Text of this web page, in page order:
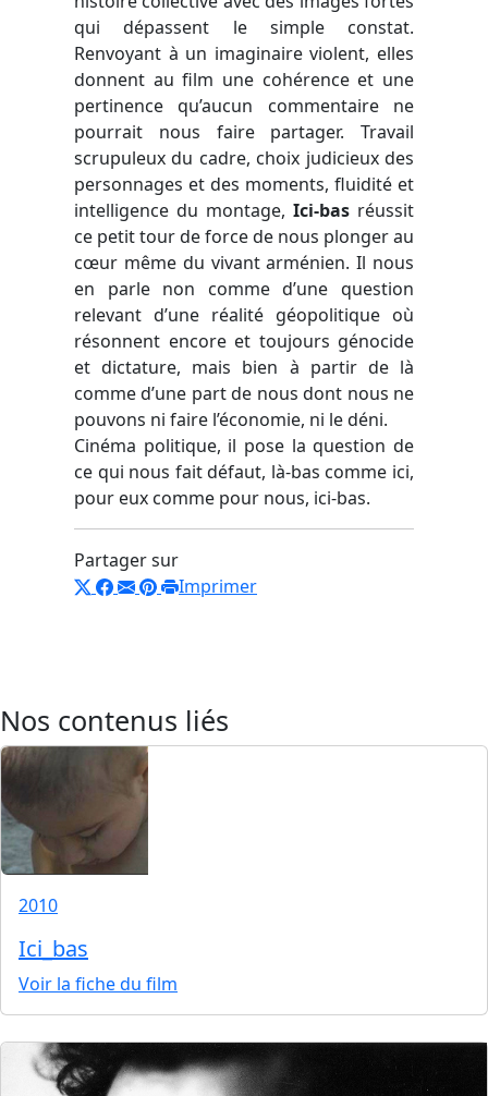
qui dépassent le simple constat.
Renvoyant à un imaginaire violent, elles
donnent au film une cohérence et une
pertinence qu’aucun commentaire ne
pourrait nous faire partager. Travail
scrupuleux du cadre, choix judicieux des
personnages et des moments, fluidité et
intelligence du montage, Ici-bas réussit
ce petit tour de force de nous plonger au
cœur même du vivant arménien. Il nous
en parle non comme d’une question
relevant d’une réalité géopolitique où
résonnent encore et toujours génocide
et dictature, mais bien à partir de là
comme d’une part de nous dont nous ne
pouvons ni faire l’économie, ni le déni.
Cinéma politique, il pose la question de
ce qui nous fait défaut, là-bas comme ici,
pour eux comme pour nous, ici-bas.
Partager sur
Imprimer
Nos contenus liés
2010
Ici_bas
Voir la fiche du film